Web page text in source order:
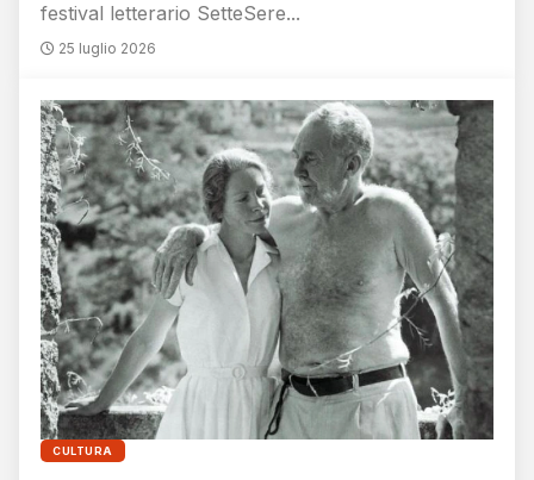
festival letterario SetteSere...
25 luglio 2026
CULTURA